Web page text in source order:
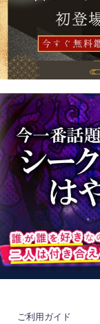
ご利用ガイド